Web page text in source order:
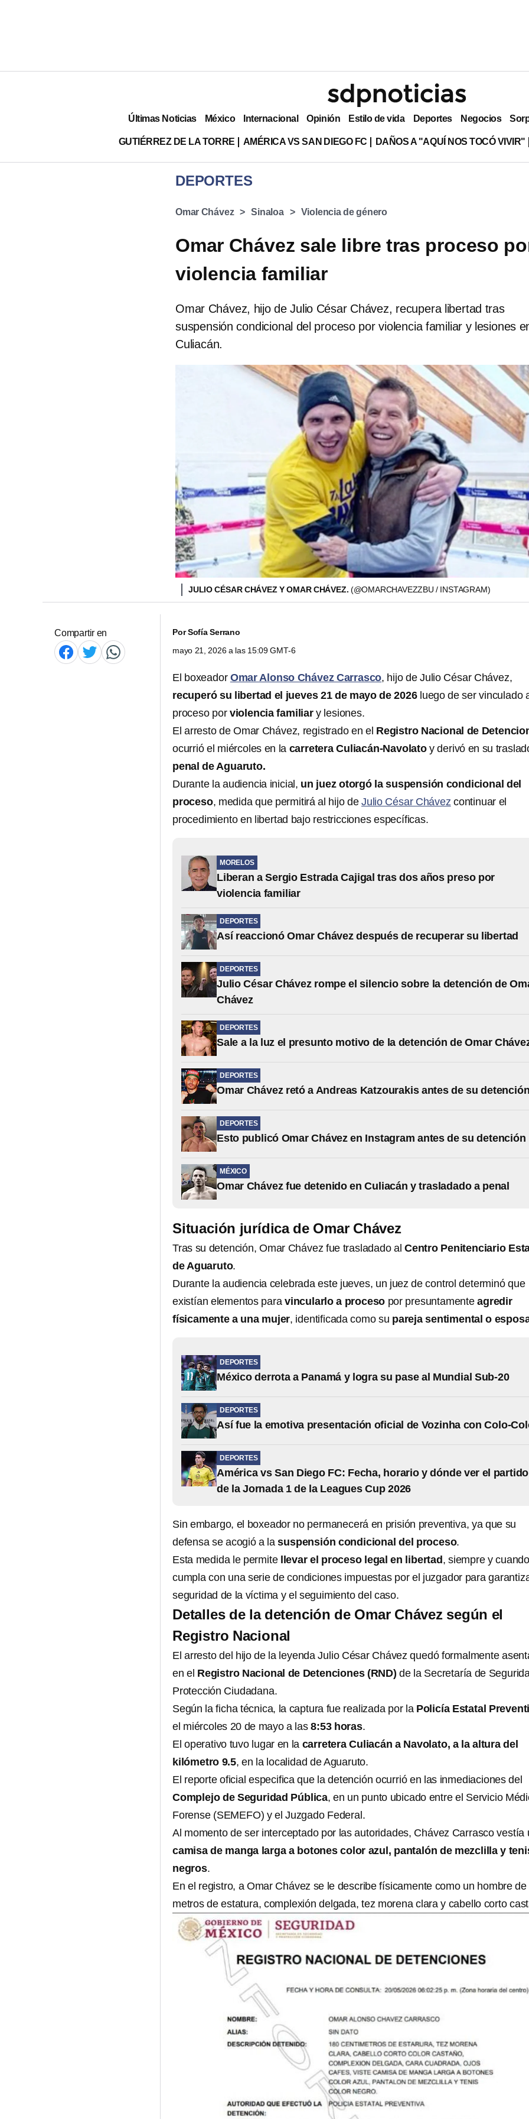
Últimas Noticias México Internacional Opinión Estilo de vida Deportes Negocios
GUTIÉRREZ DE LA TORRE AMÉRICA VS SAN DIEGO FC DAÑOS A "AQUÍ NOS TOCÓ VIVIR"
DEPORTES
Omar Chávez Sinaloa Violencia de género
Omar Chávez sale libre tras proceso
violencia familiar
Omar Chávez, hijo de Julio César Chávez, recupera libertad tras
suspensión condicional del proceso por violencia familiar y lesiones
Culiacán.
JULIO CÉSAR CHÁVEZ Y OMAR CHÁVEZ. (@OMARCHAVEZZBU / INSTAGRAM)
Compartir en PorSofía Serrano
mayo 21, 2026 a las 15:09 GMT-6
El boxeador Omar Alonso Chávez Carrasco, hijo de Julio César Chávez,
recuperó su libertad el jueves 21 de mayo de 2026luego de ser vinculado
proceso por violencia familiary lesiones.
El arresto de Omar Chávez, registrado en el Registro Nacional de
ocurrió el miércoles en la carretera Culiacán‑Navolatoy derivó en su
penal de Aguaruto.
Durante la audiencia inicial, un juez otorgó la suspensión condicional del
proceso, medida que permitirá al hijo deJulio César Chávez continuar el
procedimiento en libertad bajo restricciones específicas.
MORELOS
Liberan a Sergio Estrada Cajigal tras dos años preso por
violencia familiar
DEPORTES
Así reaccionó Omar Chávez después de recuperar su libertad
DEPORTES
Julio César Chávez rompe el silencio sobre la detención de
Chávez
DEPORTES
Sale a la luz el presunto motivo de la detención de Omar
DEPORTES
Omar Chávez retó a Andreas Katzourakis antes de su
DEPORTES
Esto publicó Omar Chávez en Instagram antes de su detención
MÉXICO
Omar Chávez fue detenido en Culiacán y trasladado a penal
Situación jurídica de Omar Chávez
Tras su detención, Omar Chávez fue trasladado al Centro Penitenciario
de Aguaruto.
Durante la audiencia celebrada este jueves, un juez de control determinó que
existían elementos paravincularlo a proceso por presuntamenteagredir
físicamente a una mujer, identificada como su pareja sentimental o
DEPORTES
México derrota a Panamá y logra su pase al Mundial Sub-20
DEPORTES
Así fue la emotiva presentación oficial de Vozinha con Colo-
DEPORTES
América vs San Diego FC: Fecha, horario y dónde ver el partido
de la Jornada 1 de la Leagues Cup 2026
Sin embargo, el boxeador no permanecerá en prisión preventiva, ya que su
defensa se acogió a lasuspensión condicional del proceso.
Esta medida le permite
llevar el proceso legal en libertad , siempre y
cumpla con una serie de condiciones impuestas por el juzgador para
seguridad de la víctima y el seguimiento del caso.
Detalles de la detención de Omar Chávez según el
Registro Nacional
El arresto del hijo de la leyenda Julio César Chávez quedó formalmente
en el Registro Nacional de Detenciones (RND) de la Secretaría de
Protección Ciudadana.
Según la ficha técnica, la captura fue realizada por la Policía Estatal
el miércoles 20 de mayo a las8:53 horas.
El operativo tuvo lugar en la carretera Culiacán a Navolato, a la altura del
kilómetro 9.5, en la localidad de Aguaruto.
El reporte oficial especifica que la detención ocurrió en las inmediaciones del
Complejo de Seguridad Pública, en un punto ubicado entre el Servicio
Forense (SEMEFO) y el Juzgado Federal.
Al momento de ser interceptado por las autoridades, Chávez Carrasco vestía
camisa de manga larga a botones color azul, pantalón de mezclilla y
negros.
En el registro, a Omar Chávez se le describe físicamente como un hombre de
metros de estatura, complexión delgada, tez morena clara y cabello corto